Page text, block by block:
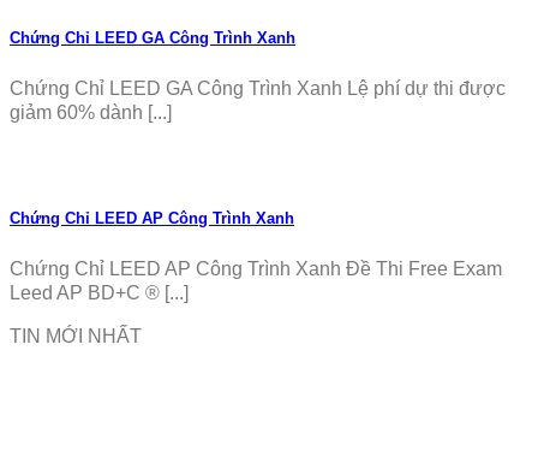
Chứng Chỉ LEED GA Công Trình Xanh
Chứng Chỉ LEED GA Công Trình Xanh Lệ phí dự thi được
giảm 60% dành [...]
Chứng Chỉ LEED AP Công Trình Xanh
Chứng Chỉ LEED AP Công Trình Xanh Đề Thi Free Exam
Leed AP BD+C ® [...]
TIN MỚI NHẤT